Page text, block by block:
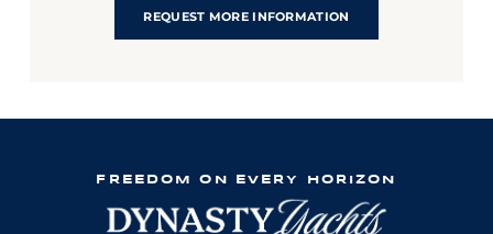
REQUEST MORE INFORMATION
FREEDOM ON EVERY HORIZON